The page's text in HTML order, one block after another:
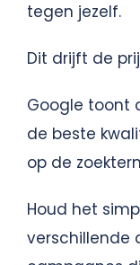
tegen jezelf.
Dit drijft de
Google toont
de beste
op de
Houd het
verschillende